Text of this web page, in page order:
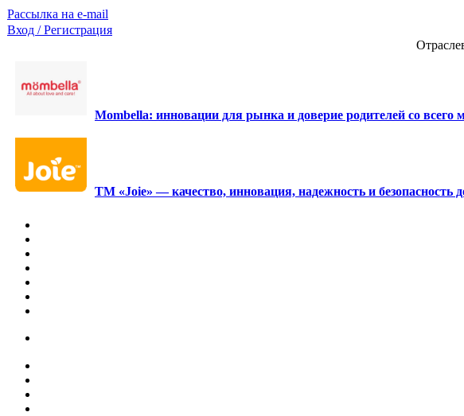
Рассылка на e-mail
Вход / Регистрация
Mombella: инновации для рынка и доверие родителей со всего
ТМ «Joie» — качество, инновация, надежность и безопасность